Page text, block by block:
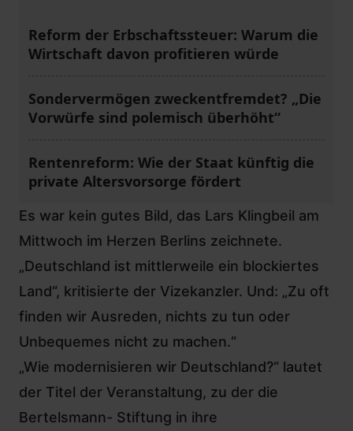
Reform der Erbschaftssteuer: Warum die
Wirtschaft davon profitieren würde
Sondervermögen zweckentfremdet? „Die
Vorwürfe sind polemisch überhöht“
Rentenreform: Wie der Staat künftig die
private Altersvorsorge fördert
Es war kein gutes Bild, das Lars Klingbeil am
Mittwoch im Herzen Berlins zeichnete.
„Deutschland ist mittlerweile ein blockiertes
Land“, kritisierte der Vizekanzler. Und: „Zu oft
finden wir Ausreden, nichts zu tun oder
Unbequemes nicht zu machen.“
„Wie modernisieren wir Deutschland?“ lautet
der Titel der Veranstaltung, zu der die
Bertelsmann- Stiftung in ihre